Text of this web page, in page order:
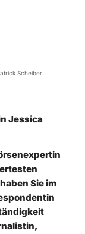
Scheiber
Jessica
Sie im